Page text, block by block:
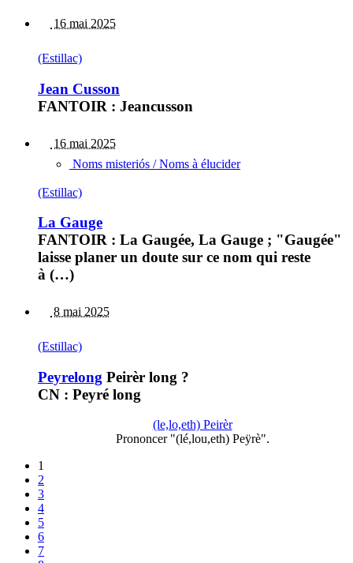
16 mai 2025
(Estillac)
Jean Cusson
FANTOIR : Jeancusson
16 mai 2025
Noms misteriós / Noms à élucider
(Estillac)
La Gauge
FANTOIR : La Gaugée, La Gauge ; "Gaugée"
laisse planer un doute sur ce nom qui reste
à (…)
8 mai 2025
(Estillac)
Peyrelong Peirèr long ?
CN : Peyré long
(le,lo,eth) Peirèr
Prononcer "(lé,lou,eth) Peÿrè".
1
2
3
4
5
6
7